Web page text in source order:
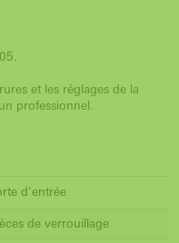
et les réglages de la
professionnel.
d'entrée
de verrouillage